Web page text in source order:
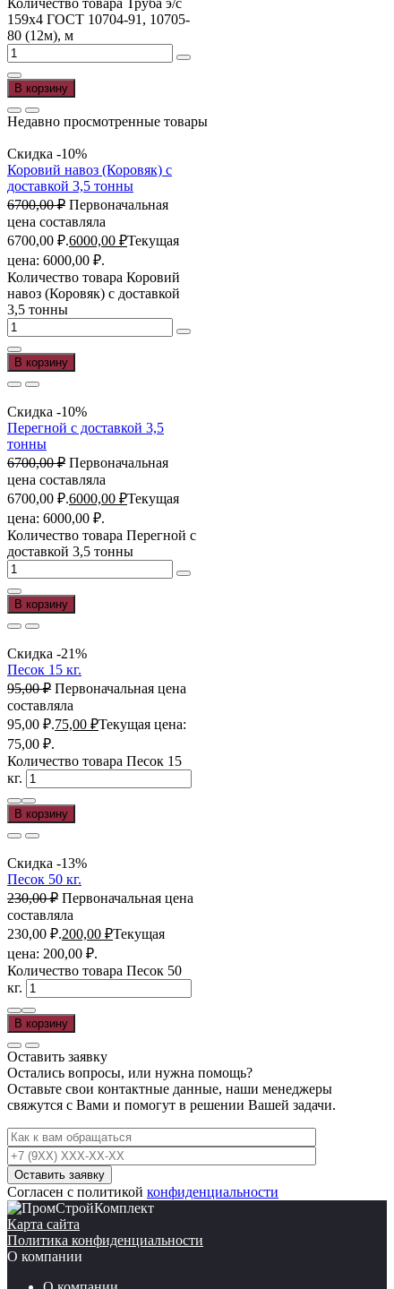
159х4 ГОСТ 10704-91, 10705-
80 (12м), м
В корзину
Недавно просмотренные товары
Скидка -10%
Коровий навоз (Коровяк) с
доставкой 3,5 тонны
6700,00₽ Первоначальная
цена составляла
6700,00 ₽.6000,00 ₽Текущая
цена: 6000,00 ₽.
Количество товара Коровий
навоз (Коровяк) с доставкой
3,5 тонны
В корзину
Скидка -10%
Перегной с доставкой 3,5
тонны
6700,00₽ Первоначальная
цена составляла
6700,00 ₽.6000,00 ₽Текущая
цена: 6000,00 ₽.
Количество товара Перегной с
доставкой 3,5 тонны
В корзину
Скидка -21%
Песок 15 кг.
95,00₽ Первоначальная цена
составляла
95,00 ₽.75,00 ₽Текущая цена:
75,00 ₽.
Количество товара Песок 15
кг.
В корзину
Скидка -13%
Песок 50 кг.
230,00₽ Первоначальная цена
составляла
230,00 ₽.200,00 ₽Текущая
цена: 200,00 ₽.
Количество товара Песок 50
кг.
В корзину
Оставить заявку
Остались вопросы, или нужна помощь?
Оставьте свои контактные данные, наши менеджеры
свяжутся с Вами и помогут в решении Вашей задачи.
Согласен с политикой конфиденциальности
Карта сайта
Политика конфиденциальности
О компании